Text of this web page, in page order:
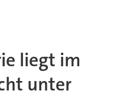
liegt im
unter